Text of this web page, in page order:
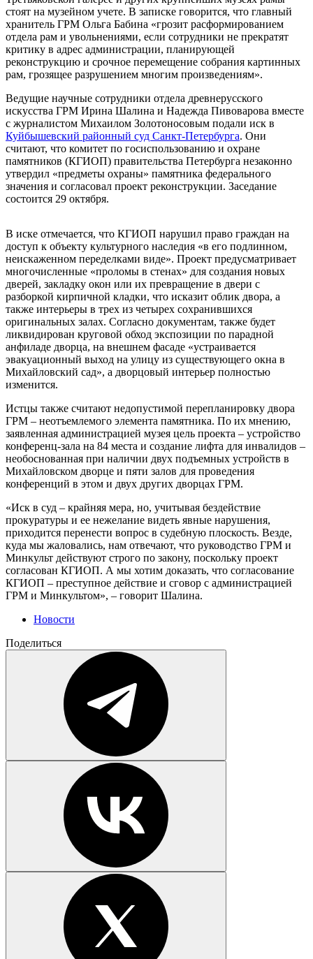
стоят на музейном учете. В записке говорится, что главный
хранитель ГРМ Ольга Бабина «грозит расформированием
отдела рам и увольнениями, если сотрудники не прекратят
критику в адрес администрации, планирующей
реконструкцию и срочное перемещение собрания картинных
рам, грозящее разрушением многим произведениям».
Ведущие научные сотрудники отдела древнерусского
искусства ГРМ Ирина Шалина и Надежда Пивоварова вместе
с журналистом Михаилом Золотоносовым подали иск в
Куйбышевский районный суд Санкт-Петербурга. Они
считают, что комитет по госиспользованию и охране
памятников (КГИОП) правительства Петербурга незаконно
утвердил «предметы охраны» памятника федерального
значения и согласовал проект реконструкции. Заседание
состоится 29 октября.
В иске отмечается, что КГИОП нарушил право граждан на
доступ к объекту культурного наследия «в его подлинном,
неискаженном переделками виде». Проект предусматривает
многочисленные «проломы в стенах» для создания новых
дверей, закладку окон или их превращение в двери с
разборкой кирпичной кладки, что исказит облик двора, а
также интерьеры в трех из четырех сохранившихся
оригинальных залах. Согласно документам, также будет
ликвидирован круговой обход экспозиции по парадной
анфиладе дворца, на внешнем фасаде «устраивается
эвакуационный выход на улицу из существующего окна в
Михайловский сад», а дворцовый интерьер полностью
изменится.
Истцы также считают недопустимой перепланировку двора
ГРМ – неотъемлемого элемента памятника. По их мнению,
заявленная администрацией музея цель проекта – устройство
конференц-зала на 84 места и создание лифта для инвалидов –
необоснованная при наличии двух подъемных устройств в
Михайловском дворце и пяти залов для проведения
конференций в этом и двух других дворцах ГРМ.
«Иск в суд – крайняя мера, но, учитывая бездействие
прокуратуры и ее нежелание видеть явные нарушения,
приходится перенести вопрос в судебную плоскость. Везде,
куда мы жаловались, нам отвечают, что руководство ГРМ и
Минкульт действуют строго по закону, поскольку проект
согласован КГИОП. А мы хотим доказать, что согласование
КГИОП – преступное действие и сговор с администрацией
ГРМ и Минкультом», – говорит Шалина.
Новости
Поделиться